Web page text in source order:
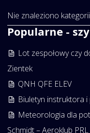
Nie znaleziono
Popularne -
Lot zespołowy czy
Zientek
QNH QFE ELEV
Biuletyn instruktora
Meteorologia dla
Schmidt – Aeroklub PRL